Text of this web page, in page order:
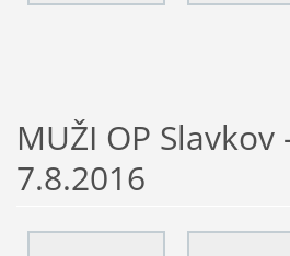
MUŽI OP Slavkov
7.8.2016